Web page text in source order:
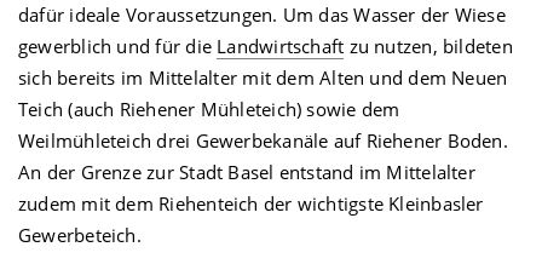
dafür ideale Voraussetzungen. Um das Wasser der Wiese
gewerblich und für die Landwirtschaft zu nutzen, bildeten
sich bereits im Mittelalter mit dem Alten und dem Neuen
Teich (auch Riehener Mühleteich) sowie dem
Weilmühleteich drei Gewerbekanäle auf Riehener Boden.
An der Grenze zur Stadt Basel entstand im Mittelalter
zudem mit dem Riehenteich der wichtigste Kleinbasler
Gewerbeteich.